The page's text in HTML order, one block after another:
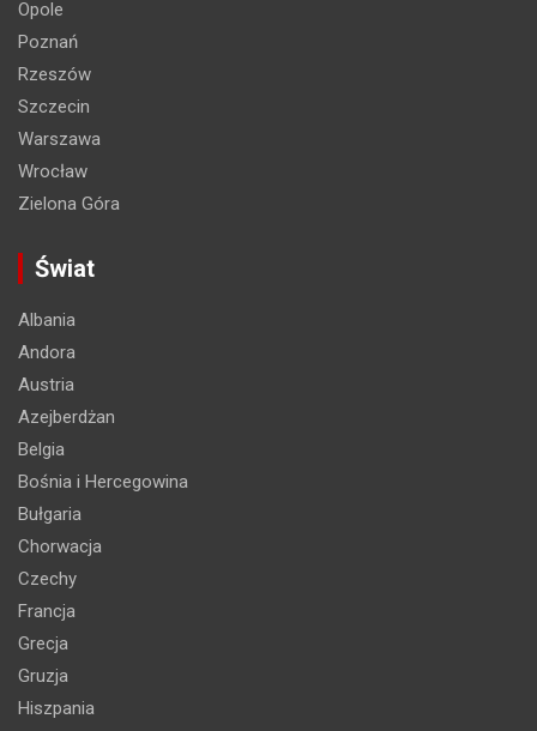
Opole
Poznań
Rzeszów
Szczecin
Warszawa
Wrocław
Zielona Góra
Świat
Albania
Andora
Austria
Azejberdżan
Belgia
Bośnia i Hercegowina
Bułgaria
Chorwacja
Czechy
Francja
Grecja
Gruzja
Hiszpania